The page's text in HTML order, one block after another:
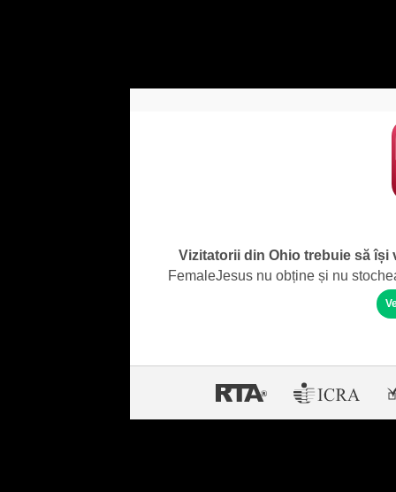
Vizitatorii din Ohio trebuie să își
FemaleJesus nu obține și nu